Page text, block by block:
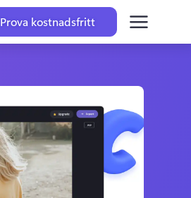
Prova kostnadsfritt